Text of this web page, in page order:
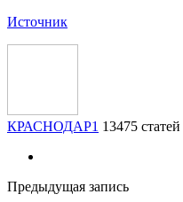
Источник
КРАСНОДАР1 13475 статей
Предыдущая запись